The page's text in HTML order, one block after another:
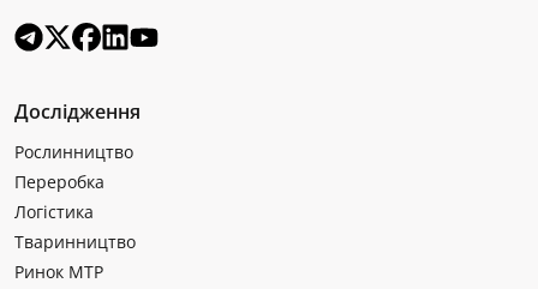
Дослідження
Рослинництво
Переробка
Логістика
Тваринництво
Ринок МТР